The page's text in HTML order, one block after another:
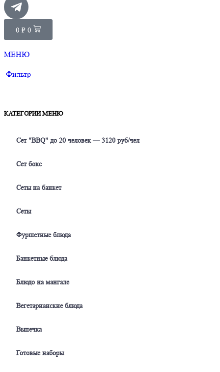
0 ₽ 0
МЕНЮ
Фильтр
КАТЕГОРИИ МЕНЮ
Сет "BBQ" до 20 человек — 3120 руб/чел
Сет бокс
Сеты на банкет
Сеты
Фуршетные блюда
Банкетные блюда
Блюдо на мангале
Вегетарианские блюда
Выпечка
Готовые наборы